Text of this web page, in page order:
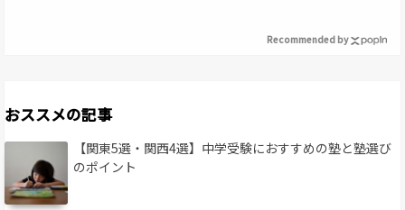
Recommended by
おススメの記事
【関東5選・関西4選】中学受験におすすめの塾と塾選び
のポイント